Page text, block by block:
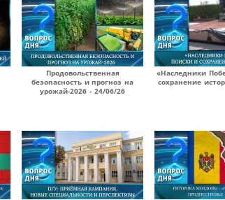
Продовольственная
безопасность и прогноз на
урожай-2026 - 24/06/26
«Наследники
сохранение